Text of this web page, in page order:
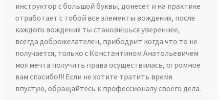
инструктор с большой буквы, донесет и на практике
отработает с тобой все элементы вождения, после
каждого вождения ты становишься увереннее,
всегда доброжелателен, прибодрит когда что то не
получается, только с Константином Анатольевичем
моя мечта получить права осуществилась, огромное
вам спасибо!!! Если не хотите тратить время
впустую, обращайтесь к профессионалу своего дела.